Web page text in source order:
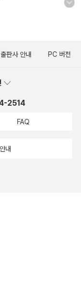
출판사 안내 PC 버전
2514
FAQ
내